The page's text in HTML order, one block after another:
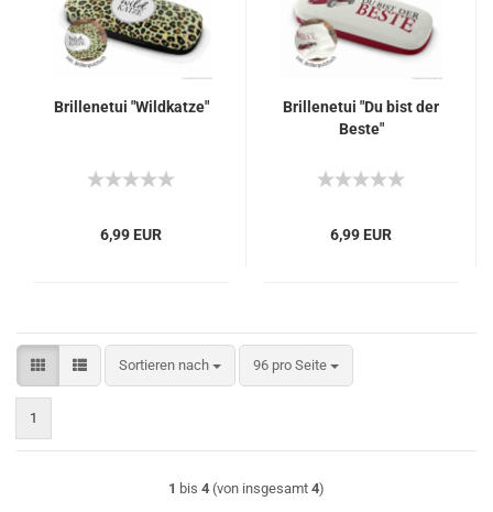
Brillenetui "Wildkatze"
6,99 EUR
Brillenetui "Du bist der
Beste"
6,99 EUR
Sortieren nach
Sortieren nach 96 pro Seite
pro Seite
1
1 bis 4 (von insgesamt 4)